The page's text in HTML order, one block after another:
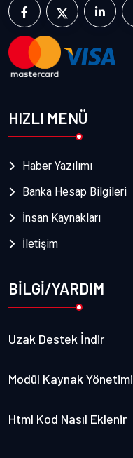
HIZLI MENÜ
Haber Yazılımı
Banka Hesap Bilgileri
İnsan Kaynakları
İletişim
BİLGİ/YARDIM
Uzak Destek İndir
Modül Kaynak Yönetimi
Html Kod Nasıl Eklenir